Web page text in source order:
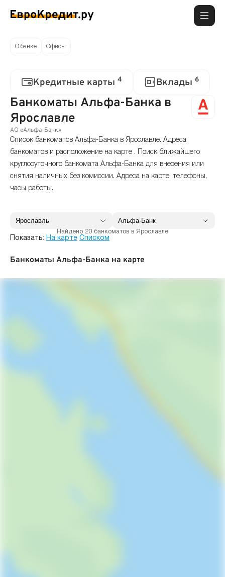
О банке Офисы
Кредитные карты 4 Вклады 6
Банкоматы Альфа-Банка в
Ярославле
АО «Альфа-Банк»
Список банкоматов Альфа-Банка в Ярославле. Адреса
банкоматов и расположение на карте . Поиск ближайшего
круглосуточного банкомата Альфа-Банка для внесения или
снятия наличных без комиссии. Адреса на карте, телефоны,
часы работы.
Найдено 20 банкоматов в Ярославле
Показать: На карте Списком
Банкоматы Альфа-Банка на карте